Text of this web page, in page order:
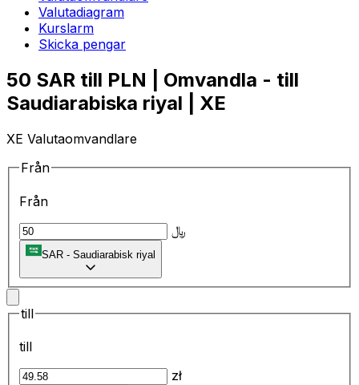
Valutadiagram
Kurslarm
Skicka pengar
50 SAR till PLN | Omvandla - till
Saudiarabiska riyal | XE
XE Valutaomvandlare
Från
Från
﷼
SAR - Saudiarabisk riyal
till
till
zł